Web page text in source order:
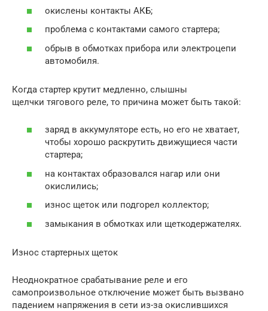
окислены контакты АКБ;
проблема с контактами самого стартера;
обрыв в обмотках прибора или электроцепи
автомобиля.
Когда стартер крутит медленно, слышны
щелчки тягового реле, то причина может быть такой:
заряд в аккумуляторе есть, но его не хватает,
чтобы хорошо раскрутить движущиеся части
стартера;
на контактах образовался нагар или они
окислились;
износ щеток или подгорел коллектор;
замыкания в обмотках или щеткодержателях.
Износ стартерных щеток
Неоднократное срабатывание реле и его
самопроизвольное отключение может быть вызвано
падением напряжения в сети из-за окислившихся